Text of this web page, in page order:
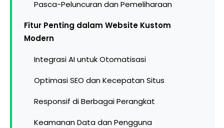
Pasca-Peluncuran dan Pemeliharaan
Fitur Penting dalam Website Kustom
Modern
Integrasi AI untuk Otomatisasi
Optimasi SEO dan Kecepatan Situs
Responsif di Berbagai Perangkat
Keamanan Data dan Pengguna